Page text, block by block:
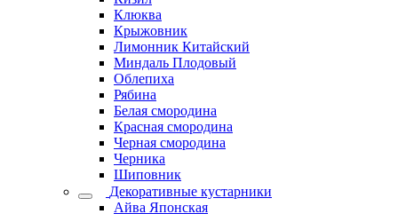
Клюква
Крыжовник
Лимонник Китайский
Миндаль Плодовый
Облепиха
Рябина
Белая смородина
Красная смородина
Черная смородина
Черника
Шиповник
Декоративные кустарники
Айва Японская